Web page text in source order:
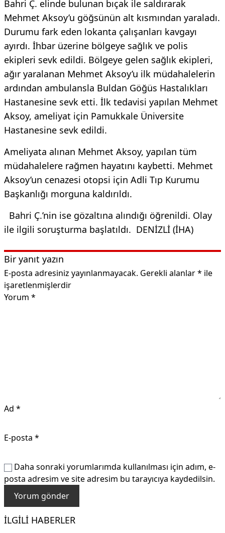
Bahri Ç. elinde bulunan bıçak ile saldırarak
Mehmet Aksoy’u göğsünün alt kısmından yaraladı.
Durumu fark eden lokanta çalışanları kavgayı
ayırdı. İhbar üzerine bölgeye sağlık ve polis
ekipleri sevk edildi. Bölgeye gelen sağlık ekipleri,
ağır yaralanan Mehmet Aksoy’u ilk müdahalelerin
ardından ambulansla Buldan Göğüs Hastalıkları
Hastanesine sevk etti. İlk tedavisi yapılan Mehmet
Aksoy, ameliyat için Pamukkale Üniversite
Hastanesine sevk edildi.
Ameliyata alınan Mehmet Aksoy, yapılan tüm
müdahalelere rağmen hayatını kaybetti. Mehmet
Aksoy’un cenazesi otopsi için Adli Tıp Kurumu
Başkanlığı morguna kaldırıldı.
Bahri Ç.’nin ise gözaltına alındığı öğrenildi. Olay
ile ilgili soruşturma başlatıldı. DENİZLİ (İHA)
Bir yanıt yazın
E-posta adresiniz yayınlanmayacak. Gerekli alanlar* ile
işaretlenmişlerdir
Yorum *
Ad *
E-posta *
Daha sonraki yorumlarımda kullanılması için adım, e-
posta adresim ve site adresim bu tarayıcıya kaydedilsin.
İLGILI HABERLER